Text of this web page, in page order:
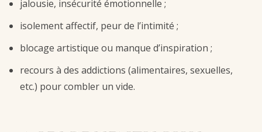
jalousie, insécurité émotionnelle ;
isolement affectif, peur de l’intimité ;
blocage artistique ou manque d’inspiration ;
recours à des addictions (alimentaires, sexuelles,
etc.) pour combler un vide.